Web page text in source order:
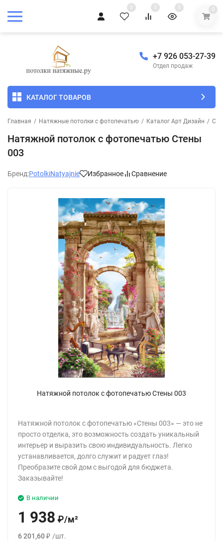
0 0 0 0
+7 926 053-27-39
Отдел продаж
КАТАЛОГ ТОВАРОВ
Главная / Натяжные потолки с фотопечатью / Каталог Арт Дизайн /
Натяжной потолок с фотопечатью Стены
003
Бренд:PotolkiNatyajnie Избранное Сравнение
Натяжной потолок с фотопечатью Стены 003
Натяжной потолок с фотопечатью «Стены 003» — это не
просто отделка, это возможность создать уникальный
интерьер и выразить свою индивидуальность. Легко
устанавливается, долго служит и радует глаз!
Преобразите свой дом с выгодой для бюджета.
Заказывайте!
В наличии
1 938 ₽/м²
6 201,60₽ /шт.